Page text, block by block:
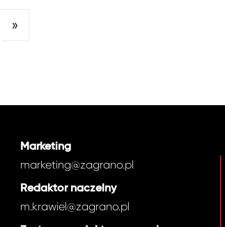
»
Marketing
marketing@zagrano.pl
Redaktor naczelny
m.krawiel@zagrano.pl